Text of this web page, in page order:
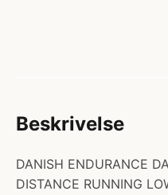
Beskrivelse
DANISH ENDURANCE
DISTANCE RUNNING